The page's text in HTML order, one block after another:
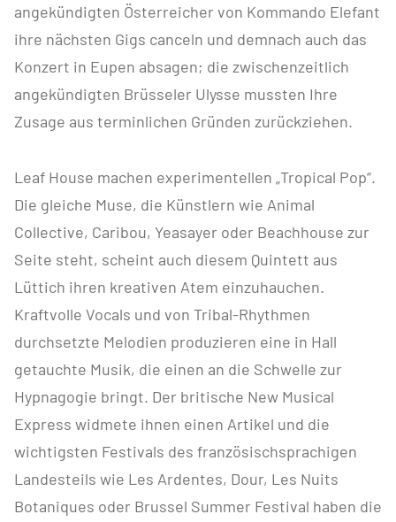
angekündigten Österreicher von Kommando Elefant
ihre nächsten Gigs canceln und demnach auch das
Konzert in Eupen absagen; die zwischenzeitlich
angekündigten Brüsseler Ulysse mussten Ihre
Zusage aus terminlichen Gründen zurückziehen.
Leaf House machen experimentellen „Tropical Pop“.
Die gleiche Muse, die Künstlern wie Animal
Collective, Caribou, Yeasayer oder Beachhouse zur
Seite steht, scheint auch diesem Quintett aus
Lüttich ihren kreativen Atem einzuhauchen.
Kraftvolle Vocals und von Tribal-Rhythmen
durchsetzte Melodien produzieren eine in Hall
getauchte Musik, die einen an die Schwelle zur
Hypnagogie bringt. Der britische New Musical
Express widmete ihnen einen Artikel und die
wichtigsten Festivals des französischsprachigen
Landesteils wie Les Ardentes, Dour, Les Nuits
Botaniques oder Brussel Summer Festival haben die